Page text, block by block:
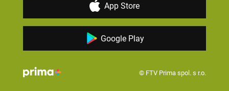
App Store
Google Play
© FTV Prima spol. s r.o.